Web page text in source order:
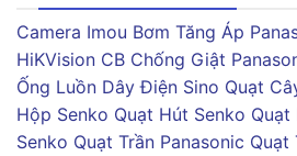
Camera Imou Bơm Tăng Áp
HiKVision CB Chống Giật
Ống Luồn Dây Điện Sino Quạt
Hộp Senko Quạt Hút Senko Quạt
Senko Quạt Trần Panasonic Quạt